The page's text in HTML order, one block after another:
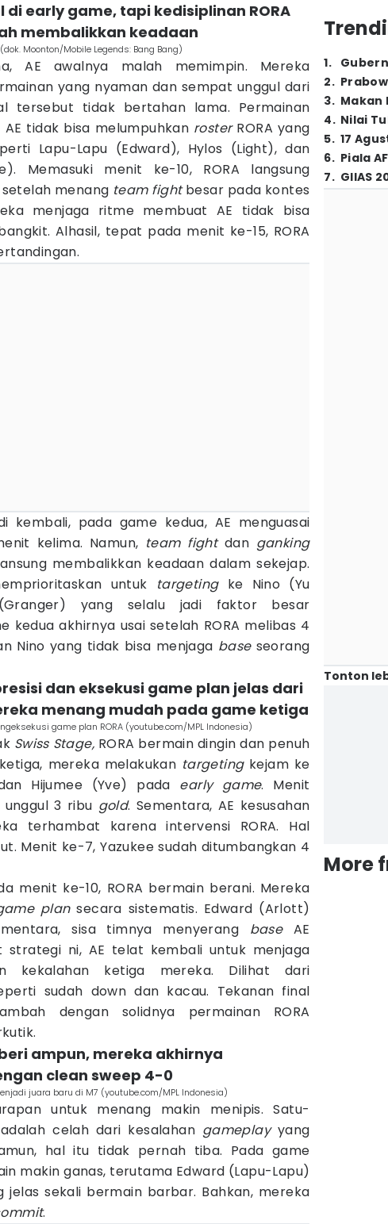
di early game, tapi kedisiplinan RORA
membalikkan keadaan
Moonton/Mobile Legends: Bang Bang)
AE awalnya malah memimpin. Mereka
yang nyaman dan sempat unggul dari
tersebut tidak bertahan lama. Permainan
tidak bisa melumpuhkan roster RORA yang
Lapu-Lapu (Edward), Hylos (Light), dan
Memasuki menit ke-10, RORA langsung
setelah menang team fightbesar pada kontes
menjaga ritme membuat AE tidak bisa
Alhasil, tepat pada menit ke-15, RORA
kembali, pada game kedua, AE menguasai
kelima. Namun, team fightdan ganking
membalikkan keadaan dalam sekejap.
untuk targeting ke Nino (Yu
yang selalu jadi faktor besar
kedua akhirnya usai setelah RORA melibas 4
Nino yang tidak bisa menjaga base seorang
dan eksekusi game plan jelas dari
menang mudah pada game ketiga
game plan RORA (youtube.com/MPL Indonesia)
Swiss Stage, RORA bermain dingin dan penuh
mereka melakukan targeting kejam ke
Hijumee (Yve) pada early game. Menit
3 ribu gold. Sementara, AE kesusahan
terhambat karena intervensi RORA. Hal
Menit ke-7, Yazukee sudah ditumbangkan 4
menit ke-10, RORA bermain berani. Mereka
plansecara sistematis. Edward (Arlott)
sisa timnya menyerang base AE
strategi ni, AE telat kembali untuk menjaga
kekalahan ketiga mereka. Dilihat dari
sudah down dan kacau. Tekanan final
dengan solidnya permainan RORA
ampun, mereka akhirnya
clean sweep 4-0
juara baru di M7 (youtube.com/MPL Indonesia)
untuk menang makin menipis. Satu-
celah dari kesalahan gameplay yang
hal itu tidak pernah tiba. Pada game
makin ganas, terutama Edward (Lapu-Lapu)
jelas sekali bermain barbar. Bahkan, mereka
.
1.
2.
3. Makan
4. Nilai
5. 17
6. Piala
7. GIIAS
Tonton
More